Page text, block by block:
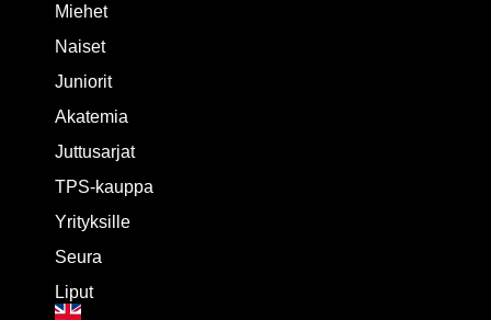
Miehet
Naiset
Juniorit
Akatemia
Juttusarjat
TPS-kauppa
Yrityksille
Seura
Liput